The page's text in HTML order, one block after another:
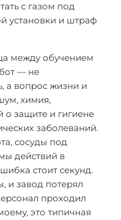
с газом под
установки и штраф
между обучением
— не
а вопрос жизни и
химия,
о защите и гигиене
заболеваний.
сосуды под
действий в
стоит секунд.
и завод потерял
проходил
это типичная